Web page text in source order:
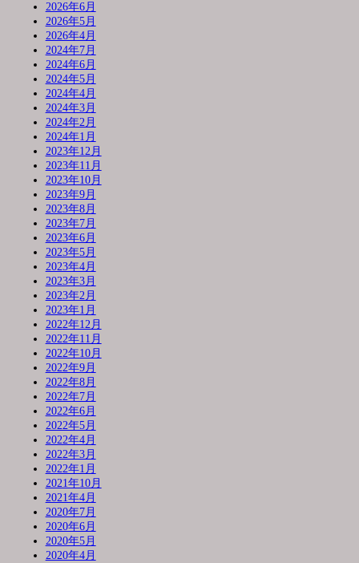
2026年6月
2026年5月
2026年4月
2024年7月
2024年6月
2024年5月
2024年4月
2024年3月
2024年2月
2024年1月
2023年12月
2023年11月
2023年10月
2023年9月
2023年8月
2023年7月
2023年6月
2023年5月
2023年4月
2023年3月
2023年2月
2023年1月
2022年12月
2022年11月
2022年10月
2022年9月
2022年8月
2022年7月
2022年6月
2022年5月
2022年4月
2022年3月
2022年1月
2021年10月
2021年4月
2020年7月
2020年6月
2020年5月
2020年4月